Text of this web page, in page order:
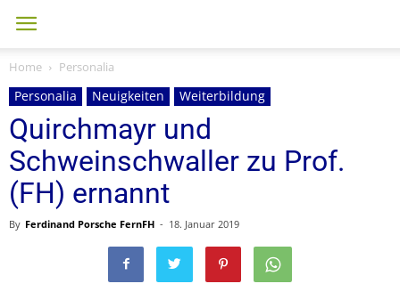
Home Personalia
Personalia Neuigkeiten Weiterbildung
Quirchmayr und
Schweinschwaller zu Prof.
(FH) ernannt
By Ferdinand Porsche FernFH - 18. Januar 2019